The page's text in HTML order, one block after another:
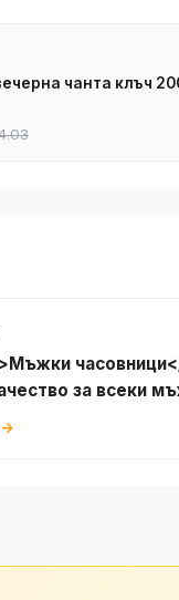
чанта клъч
за всеки
→